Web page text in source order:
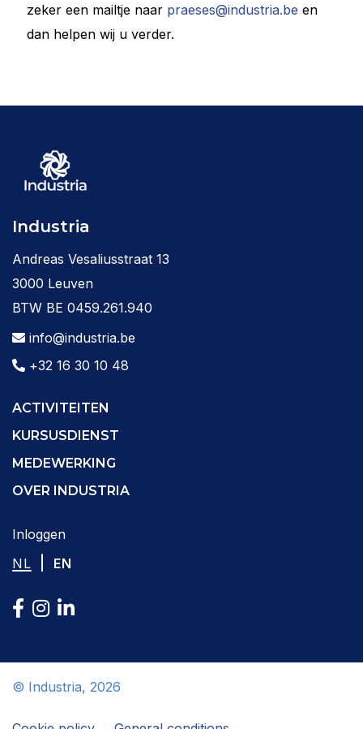
zeker een mailtje naar praeses@industria.be en
dan helpen wij u verder.
Industria
Andreas Vesaliusstraat 13
3000 Leuven
BTW BE 0459.261.940
info@industria.be
+32 16 30 10 48
ACTIVITEITEN
KURSUSDIENST
MEDEWERKING
OVER INDUSTRIA
Inloggen
NL
EN
© Industria, 2026